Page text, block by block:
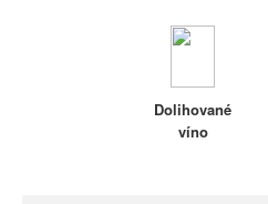
Dolihované
víno